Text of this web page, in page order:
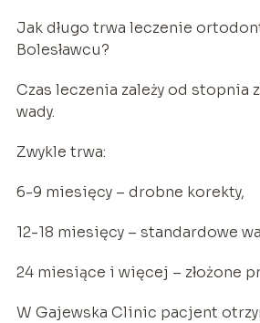
Jak długo trwa leczenie
Bolesławcu?
Czas leczenia zależy od stopnia
wady.
Zwykle trwa:
6-9 miesięcy – drobne korekty,
12-18 miesięcy – standardowe
24 miesiące i więcej – złożone
W Gajewska Clinic pacjent